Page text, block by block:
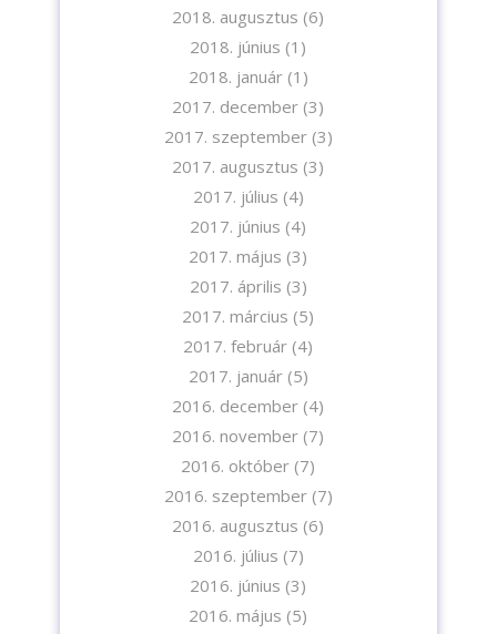
2018. augusztus (6)
2018. június (1)
2018. január(1)
2017. december (3)
2017. szeptember(3)
2017. augusztus (3)
2017. július (4)
2017. június (4)
2017. május (3)
2017. április (3)
2017. március (5)
2017. február (4)
2017. január(5)
2016. december (4)
2016. november (7)
2016. október (7)
2016. szeptember(7)
2016. augusztus (6)
2016. július (7)
2016. június (3)
2016. május (5)